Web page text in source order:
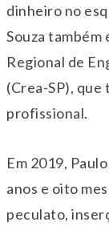
dinheiro no
Souza também
Regional de
(Crea-SP),
profissional.
Em 2019,
anos e oito
peculato,